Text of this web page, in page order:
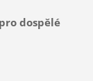
dospělé